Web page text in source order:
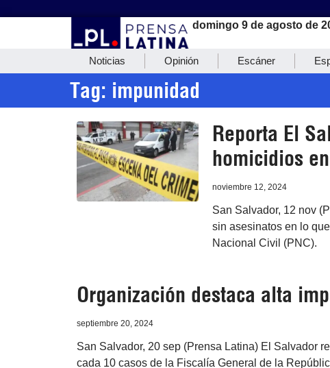
domingo 9 de agosto de
Noticias Opinión Escáner
Tag: impunidad
Reporta El
homicidios
noviembre 12, 2024
San Salvador, 12 nov
sin asesinatos en lo
Nacional Civil (PNC).
Organización destaca alta
septiembre 20, 2024
San Salvador, 20 sep (Prensa Latina) El Salvador
cada 10 casos de la Fiscalía General de la